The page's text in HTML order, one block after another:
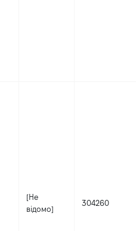
[Не
відомо]
304260